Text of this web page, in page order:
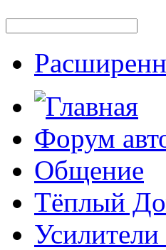
Форум
Общение
Тёплый